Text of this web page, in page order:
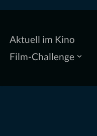
Aktuell im Kino
Film-Challenge